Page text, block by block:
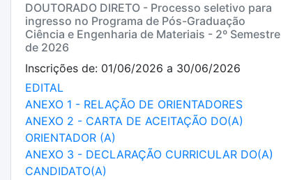
DOUTORADO DIRETO - Processo seletivo para
ingresso no Programa de Pós-Graduação
Ciência e Engenharia de Materiais - 2º Semestre
de 2026
Inscrições de: 01/06/2026 a 30/06/2026
EDITAL
ANEXO 1 - RELAÇÃO DE ORIENTADORES
ANEXO 2 - CARTA DE ACEITAÇÃO DO(A)
ORIENTADOR (A)
ANEXO 3 - DECLARAÇÃO CURRICULAR DO(A)
CANDIDATO(A)